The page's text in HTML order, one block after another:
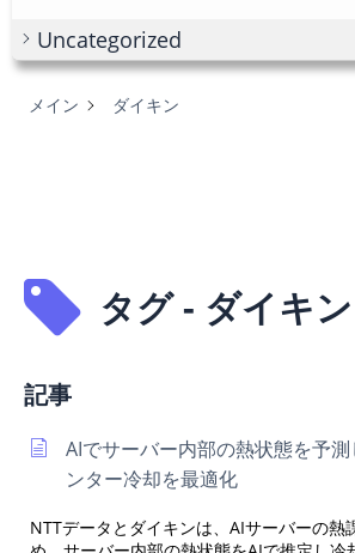
メイン ダイキン
タグ - ダイキン
記事
AIでサーバー内部の熱状態を予
ンター冷却を最適化
NTTデータとダイキンは、AIサーバーの熱
Uncategorized